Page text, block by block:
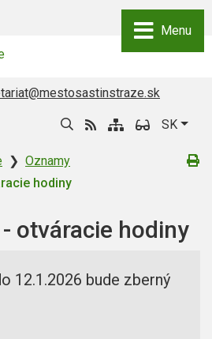
SK
Menu
Oznamy
hodiny
otváracie hodiny
12.1.2026 bude zberný